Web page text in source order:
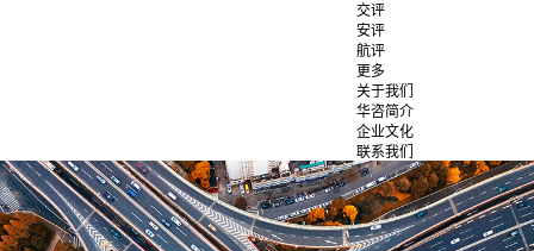
交评
安评
航评
更多
关于我们
华咨简介
企业文化
联系我们